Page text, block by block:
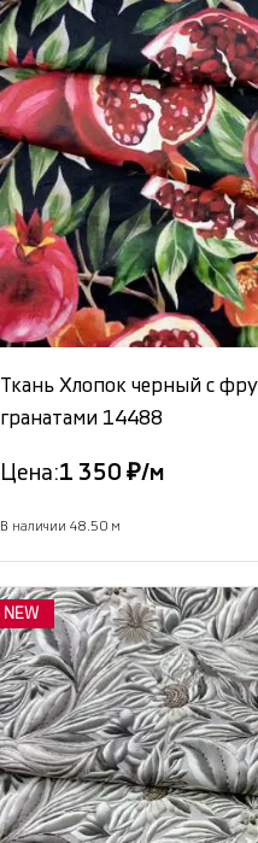
Ткань Хлопок черный с
гранатами 14488
Цена:1 350 ₽/м
В наличии 48.50 м
NEW